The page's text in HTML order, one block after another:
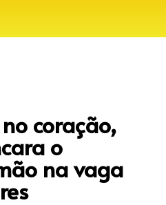
coração,
o
na vaga